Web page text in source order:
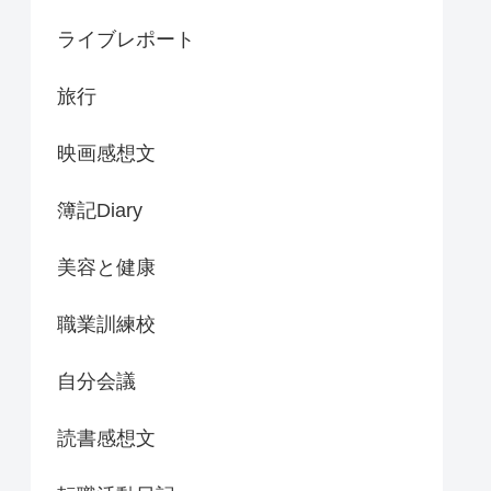
ライブレポート
旅行
映画感想文
簿記Diary
美容と健康
職業訓練校
自分会議
読書感想文